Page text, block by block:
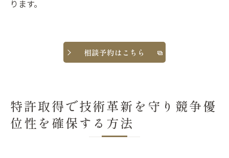
ります。
相談予約はこちら
特許取得で技術革新を守り競争優
位性を確保する方法